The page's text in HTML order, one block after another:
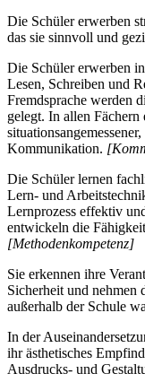
Die Schüler erwerben
das sie sinnvoll und
Die Schüler erwerben
Lesen, Schreiben und
Fremdsprache werden
gelegt. In allen
Kommunikation.
Die Schüler lernen
Lern- und
Lernprozess effektiv
entwickeln die
[Methodenkompetenz]
Sie erkennen ihre
Sicherheit und nehmen
außerhalb der Schule
In der
ihr ästhetisches
Ausdrucks- und